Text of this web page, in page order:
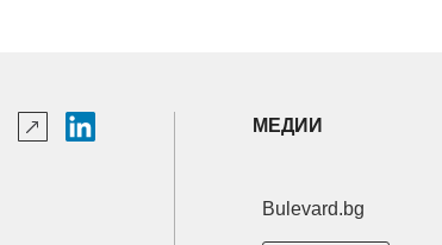
МЕДИИ
Bulevard.bg